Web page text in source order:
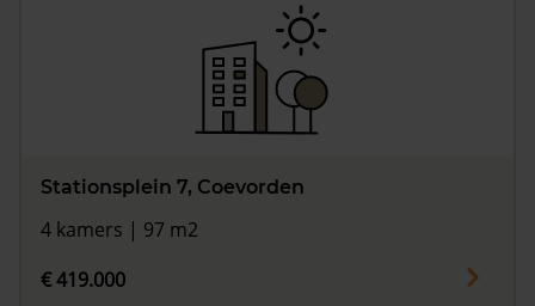
Stationsplein 7, Coevorden
4 kamers | 97 m2
€ 419.000